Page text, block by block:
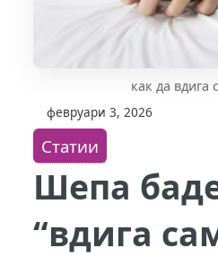
как да вдига
февруари 3, 2026
Статии
Шепа
“вдига